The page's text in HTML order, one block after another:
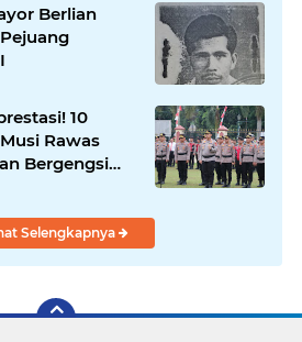
10
Rawas
Bergengsi
Selengkapnya